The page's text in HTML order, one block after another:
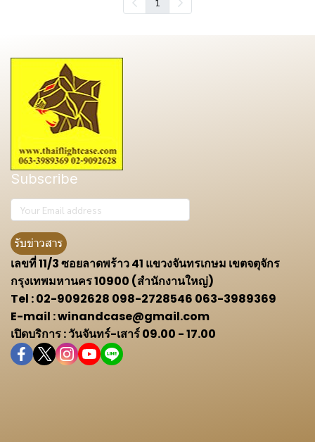
Subscribe
รับข่าวสาร
เลขที่ 11/3 ซอยลาดพร้าว 41 แขวงจันทรเกษม เขตจตุจักร
กรุงเทพมหานคร 10900 (สำนักงานใหญ่)
Tel : 02-9092628 098-2728546 063-3989369
E-mail : winandcase@gmail.com
เปิดบริการ : วันจันทร์-เสาร์ 09.00 - 17.00